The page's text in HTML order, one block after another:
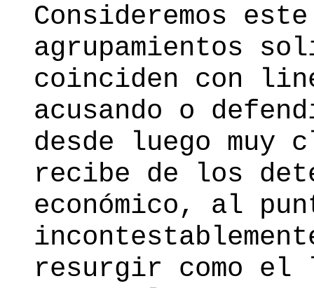
Consideremos
agrupamientos
coinciden con
acusando o
desde luego muy
recibe de los
económico, al
resurgir como